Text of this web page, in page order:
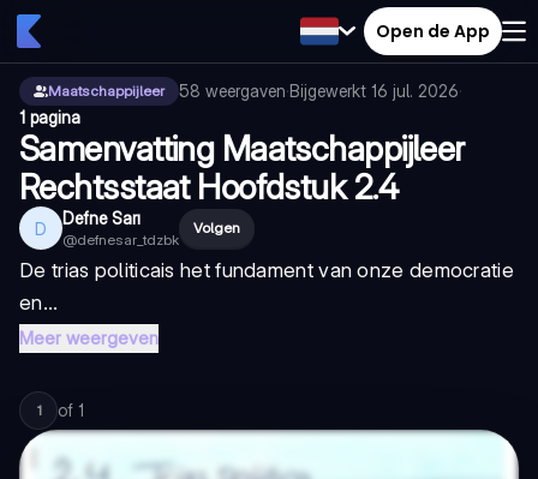
Open de App
Maatschappijleer 58 weergaven·Bijgewerkt 16 jul. 2026·
1 pagina
Samenvatting Maatschappijleer
Rechtsstaat Hoofdstuk 2.4
D Defne Sarı
@defnesar_tdzbk
Volgen
De trias politicais het fundament van onze democratie
en...
Meer weergeven
1 of 1